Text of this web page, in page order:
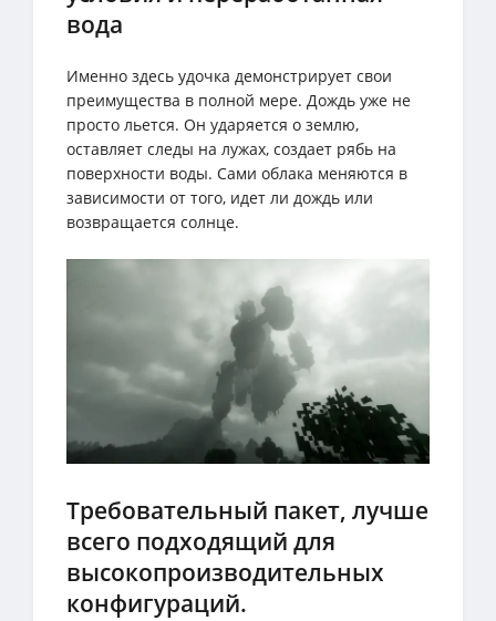
вода
Именно здесь удочка демонстрирует свои
преимущества в полной мере. Дождь уже не
просто льется. Он ударяется о землю,
оставляет следы на лужах, создает рябь на
поверхности воды. Сами облака меняются в
зависимости от того, идет ли дождь или
возвращается солнце.
Требовательный пакет, лучше
всего подходящий для
высокопроизводительных
конфигураций.